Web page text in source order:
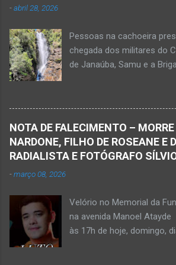
do Suporte Aéreo
para unidade hospi...
-abril 28, 2026
Pessoas na cachoeira
chegada dos militares do
de Janaúba, Samu e a
resistiu e foi a óbito Foto
Pereira Alves publicou em
foto em que apreciava a
em Mato Verde, pouco
afogar e depois vir a óbito
socorrem estudante que
cachoeira em Mato Verde
28 de abril de 2026.
NOTA DE FALECIMENTO –
NARDONE, FILHO DE ROSEANE E
RADIALISTA E FOTÓGRAFO
-março 08, 2026
Velório no Memorial da
na avenida Manoel
às 17h de hoje, domingo,
da rodovia MG-401, saída